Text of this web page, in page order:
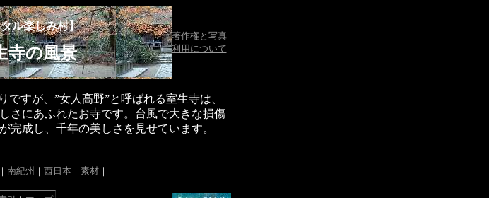
ル楽しみ村】
寺の風景
著作権と写真
利用について
すが、”女人高野”と呼ばれる室生寺は、
さにあふれたお寺です。台風で大きな損傷
完成し、千年の美しさを見せています。
南紀州 ｜ 西日本 ｜ 素材｜